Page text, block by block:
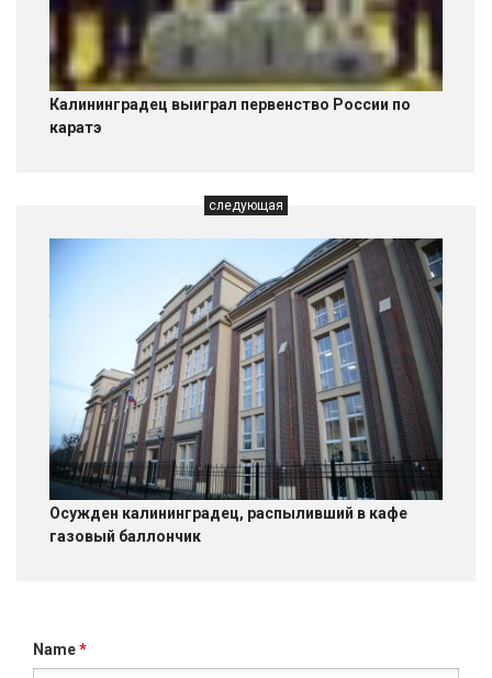
Калининградец выиграл первенство России по
каратэ
следующая
Осужден калининградец, распыливший в кафе
газовый баллончик
Name*